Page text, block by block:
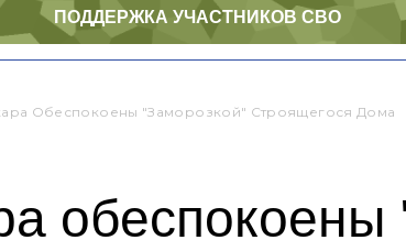
ПОДДЕРЖКА УЧАСТНИКОВ СВО
Обеспокоены "заморозкой" Строящегося Дома
обеспокоены